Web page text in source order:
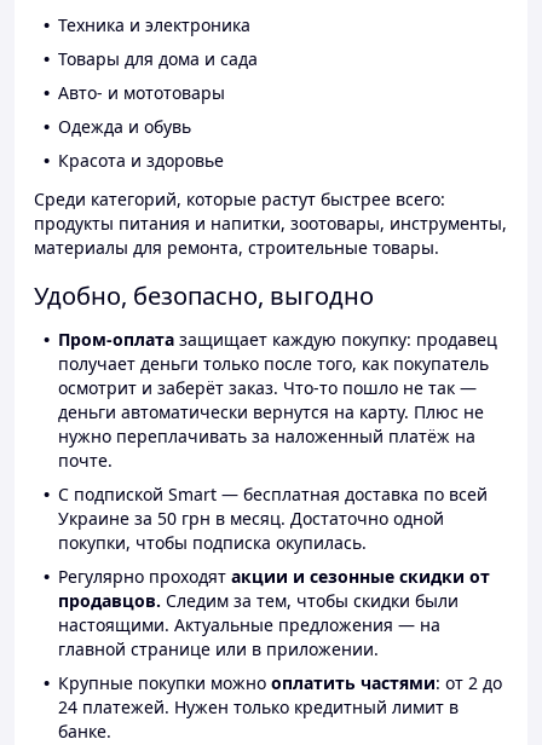
Техника и электроника
Товары для дома и сада
Авто- и мототовары
Одежда и обувь
Красота и здоровье
Среди категорий, которые растут быстрее всего:
продукты питания и напитки, зоотовары, инструменты,
материалы для ремонта, строительные товары.
Удобно, безопасно, выгодно
Пром-оплата защищает каждую покупку: продавец
получает деньги только после того, как покупатель
осмотрит и заберёт заказ. Что-то пошло не так —
деньги автоматически вернутся на карту. Плюс не
нужно переплачивать за наложенный платёж на
почте.
С подпиской Smart — бесплатная доставка по всей
Украине за 50 грн в месяц. Достаточно одной
покупки, чтобы подписка окупилась.
Регулярно проходят акции и сезонные скидки от
продавцов. Следим за тем, чтобы скидки были
настоящими. Актуальные предложения — на
главной странице или в приложении.
Крупные покупки можно оплатить частями: от 2 до
24 платежей. Нужен только кредитный лимит в
банке.